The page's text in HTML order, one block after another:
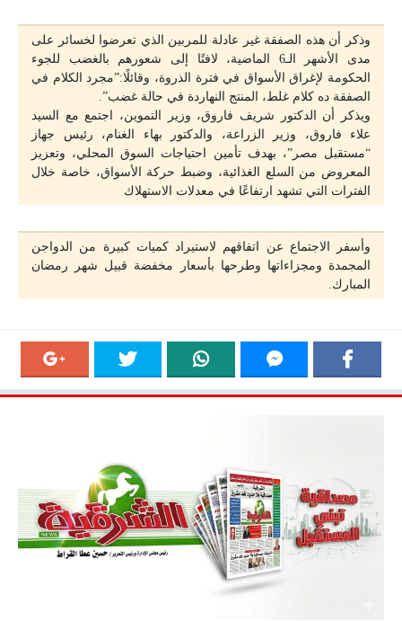
وذكر أن هذه الصفقة غير عادلة للمربين الذي تعرضوا لخسائر على
مدى الأشهر الـ6 الماضية، لافتًا إلى شعورهم بالغضب للجوء
الحكومة لإغراق الأسواق في فترة الذروة، وقائلًا:”مجرد الكلام في
الصفقة ده كلام غلط، المنتج النهاردة في حالة غضب”.
ويذكر أن الدكتور شريف فاروق، وزير التموين، اجتمع مع السيد
علاء فاروق، وزير الزراعة، والدكتور بهاء الغنام، رئيس جهاز
“مستقبل مصر”، بهدف تأمين احتياجات السوق المحلي، وتعزيز
المعروض من السلع الغذائية، وضبط حركة الأسواق، خاصة خلال
الفترات التي تشهد ارتفاعًا في معدلات الاستهلاك
وأسفر الاجتماع عن اتفاقهم لاستيراد كميات كبيرة من الدواجن
المجمدة ومجزاءاتها وطرحها بأسعار مخفضة قبيل شهر رمضان
المبارك.